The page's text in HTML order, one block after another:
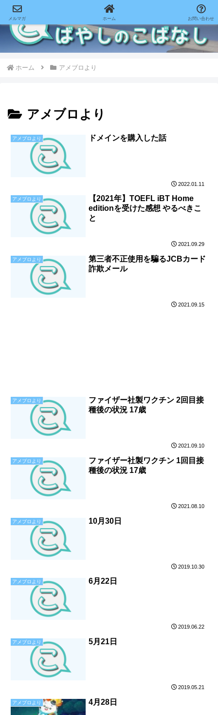
ホーム アメブロより
アメブロより
アメブロより ドメインを購入した話
2022.01.11
アメブロより
【2021年】TOEFL iBT Home
editionを受けた感想 やるべきこ
と
2021.09.29
アメブロより
第三者不正使用を騙るJCBカード
詐欺メール
2021.09.15
アメブロより
ファイザー社製ワクチン 2回目接
種後の状況 17歳
2021.09.10
アメブロより
ファイザー社製ワクチン 1回目接
種後の状況 17歳
2021.08.10
アメブロより 10月30日
2019.10.30
アメブロより 6月22日
2019.06.22
アメブロより 5月21日
2019.05.21
アメブロより 4月28日
メルマガ ホーム お問い合わせ